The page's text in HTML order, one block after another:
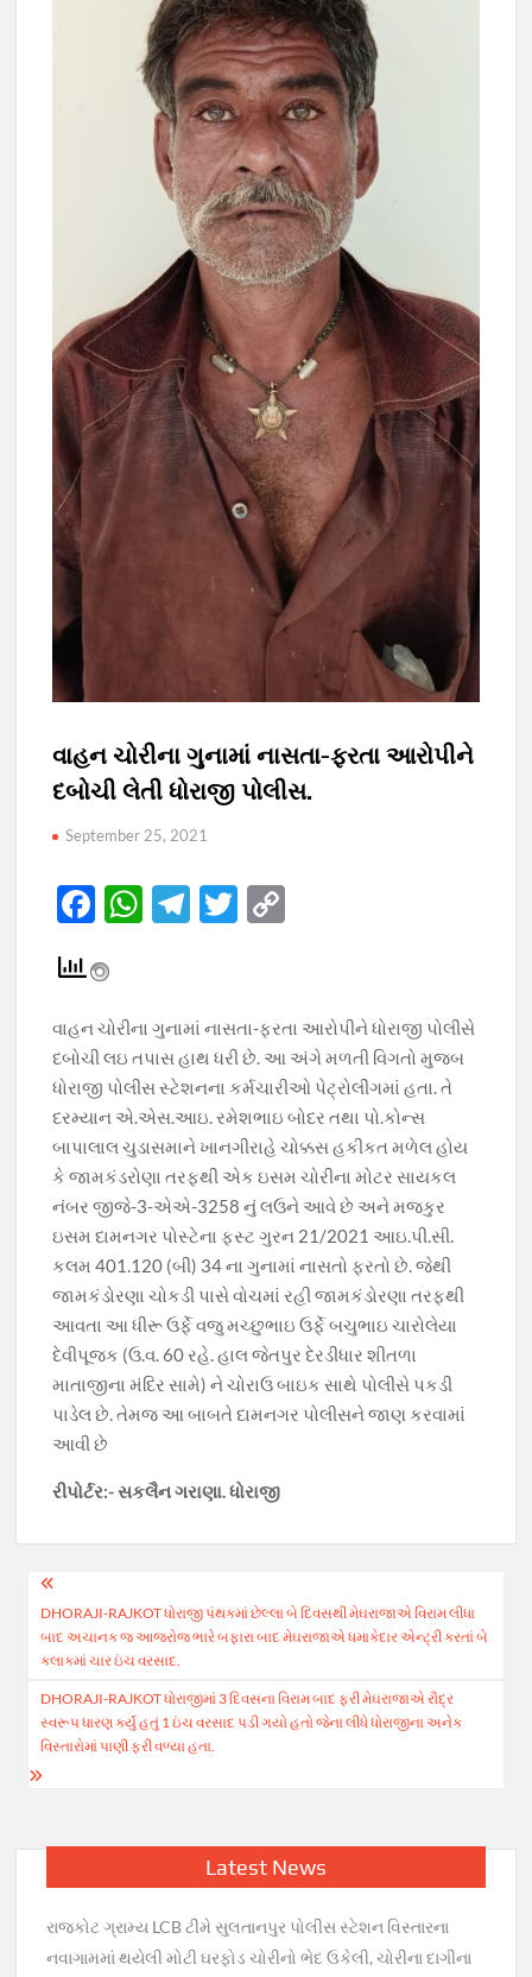
વાહન ચોરીના ગુનામાં નાસતા-ફરતા આરોપીને
દબોચી લેતી ધોરાજી પોલીસ.
September 25, 2021
F
e
b
o
o
k
W
s
A
p
p
T
gr
a
m
T
er y
Li
n
k
વાહન ચોરીના ગુનામાં નાસતા-ફરતા આરોપીને ધોરાજી પોલીસે
દબોચી લઇ તપાસ હાથ ધરી છે. આ અંગે મળતી વિગતો મુજબ
ધોરાજી પોલીસ સ્ટેશનના કર્મચારીઓ પેટ્રોલીંગમાં હતા. તે
દરમ્યાન એ.એસ.આઇ. રમેશભાઇ બોદર તથા પો.કોન્સ
બાપાલાલ ચુડાસમાને ખાનગીરાહે ચોક્કસ હકીકત મળેલ હોય
કે જામકંડરોણા તરફથી એક ઇસમ ચોરીના મોટર સાયકલ
નંબર જીજે-3-એએ-3258 નું લઉને આવે છે અને મજકુર
ઇસમ દામનગર પોસ્ટેના ફસ્ટ ગુરન 21/2021 આઇ.પી.સી.
કલમ 401.120 (બી) 34 ના ગુનામાં નાસતો ફરતો છે. જેથી
જામકંડોરણા ચોકડી પાસે વોચમાં રહી જામકંડોરણા તરફથી
આવતા આ ધીરૂ ઉર્ફે વજુ મચ્છુભાઇ ઉર્ફે બચુભાઇ ચારોલેયા
દેવીપૂજક (ઉ.વ. 60 રહે. હાલ જેતપુર દેરડીધાર શીતળા
માતાજીના મંદિર સામે) ને ચોરાઉ બાઇક સાથે પોલીસે પકડી
પાડેલ છે. તેમજ આ બાબતે દામનગર પોલીસને જાણ કરવામાં
આવી છે
રીપોર્ટર:- સકલૈન ગરાણા. ધોરાજી
Post
navigation
DHORAJI-RAJKOT ધોરાજી પંથકમાં છેલ્લા બે દિવસથી મેઘરાજાએ વિરામ લીધા
બાદ અચાનક જ આજરોજ ભારે બફારા બાદ મેઘરાજાએ ધમાકેદાર એન્ટ્રી કરતાં બે
કલાકમાં ચાર ઇંચ વરસાદ.
DHORAJI-RAJKOT ધોરાજીમાં 3 દિવસના વિરામ બાદ ફરી મેઘરાજાએ રૌદ્ર
સ્વરૂપ ધારણ કર્યું હતું 1 ઇંચ વરસાદ પડી ગયો હતો જેના લીધે ધોરાજીના અનેક
વિસ્તારોમાં પાણી ફરી વળ્યા હતા.
Latest News
રાજકોટ ગ્રામ્ય LCB ટીમે સુલતાનપુર પોલીસ સ્ટેશન વિસ્તારના
નવાગામમાં થયેલી મોટી ઘરફોડ ચોરીનો ભેદ ઉકેલી, ચોરીના દાગીના